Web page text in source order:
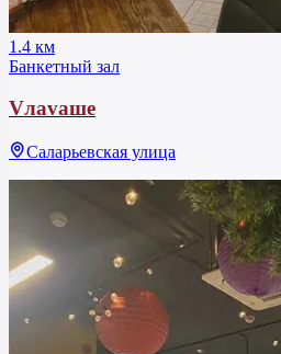
1.4 км
Банкетный зал
Vлavaше
Саларьевская улица